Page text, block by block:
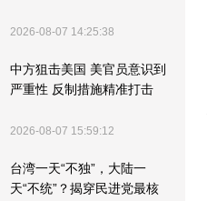
2026-08-07 14:25:38
中方狙击美国 美官员意识到
严重性 反制措施精准打击
2026-08-07 15:59:12
台湾一天“不独”，大陆一
天“不统”？揭穿民进党最核